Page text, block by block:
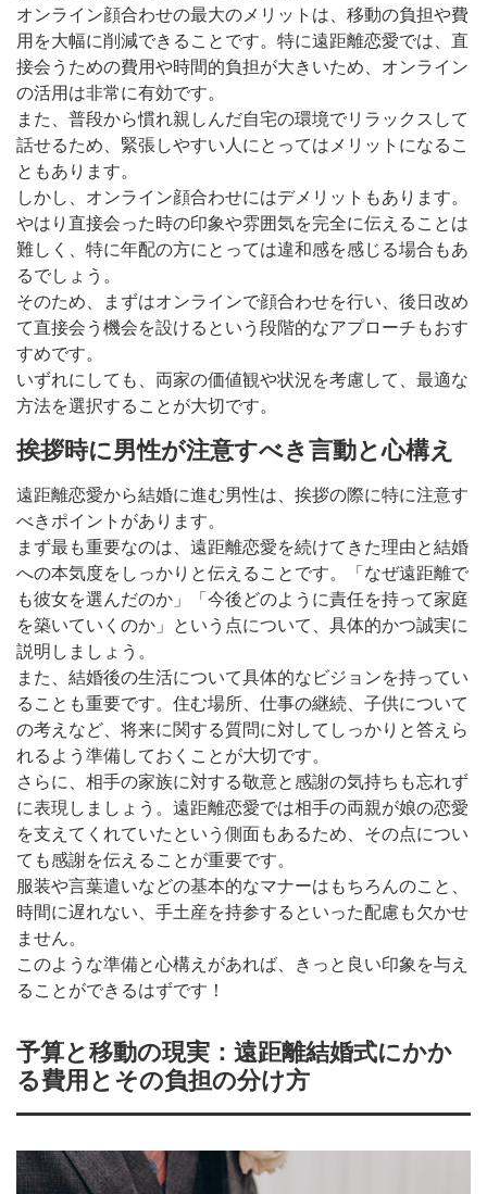
オンライン顔合わせの最大のメリットは、移動の負担や費
用を大幅に削減できることです。特に遠距離恋愛では、直
接会うための費用や時間的負担が大きいため、オンライン
の活用は非常に有効です。
また、普段から慣れ親しんだ自宅の環境でリラックスして
話せるため、緊張しやすい人にとってはメリットになるこ
ともあります。
しかし、オンライン顔合わせにはデメリットもあります。
やはり直接会った時の印象や雰囲気を完全に伝えることは
難しく、特に年配の方にとっては違和感を感じる場合もあ
るでしょう。
そのため、まずはオンラインで顔合わせを行い、後日改め
て直接会う機会を設けるという段階的なアプローチもおす
すめです。
いずれにしても、両家の価値観や状況を考慮して、最適な
方法を選択することが大切です。
挨拶時に男性が注意すべき言動と心構え
遠距離恋愛から結婚に進む男性は、挨拶の際に特に注意す
べきポイントがあります。
まず最も重要なのは、遠距離恋愛を続けてきた理由と結婚
への本気度をしっかりと伝えることです。「なぜ遠距離で
も彼女を選んだのか」「今後どのように責任を持って家庭
を築いていくのか」という点について、具体的かつ誠実に
説明しましょう。
また、結婚後の生活について具体的なビジョンを持ってい
ることも重要です。住む場所、仕事の継続、子供について
の考えなど、将来に関する質問に対してしっかりと答えら
れるよう準備しておくことが大切です。
さらに、相手の家族に対する敬意と感謝の気持ちも忘れず
に表現しましょう。遠距離恋愛では相手の両親が娘の恋愛
を支えてくれていたという側面もあるため、その点につい
ても感謝を伝えることが重要です。
服装や言葉遣いなどの基本的なマナーはもちろんのこと、
時間に遅れない、手土産を持参するといった配慮も欠かせ
ません。
このような準備と心構えがあれば、きっと良い印象を与え
ることができるはずです！
予算と移動の現実：遠距離結婚式にかか
る費用とその負担の分け方